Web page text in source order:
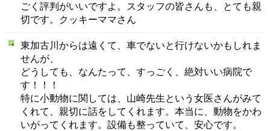
ごく評判がいいですよ。スタッフの皆さんも、とても親
切です。クッキーママさん
東加古川からは遠くて、車でないと行けないかもしれま
せんが、
どうしても、なんたって、すっごく、絶対いい病院で
す！！！
特に小動物に関しては、山崎先生という女医さんがみて
くれて、親切に話をしてくれます。本当に、動物をかわ
いがってくれます。設備も整っていて、安心です。